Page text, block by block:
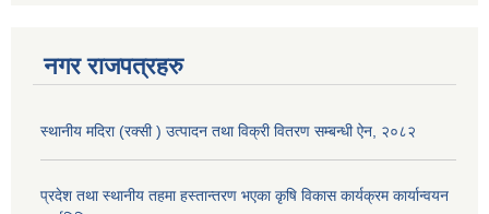
नगर राजपत्रहरु
स्थानीय मदिरा (रक्सी ) उत्पादन तथा विक्री वितरण सम्बन्धी ऐन, २०८२
प्रदेश तथा स्थानीय तहमा हस्तान्तरण भएका कृषि विकास कार्यक्रम कार्यान्वयन